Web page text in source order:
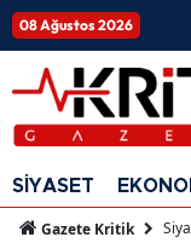
08 Ağustos 2026
SİYASET
Gazete Kritik